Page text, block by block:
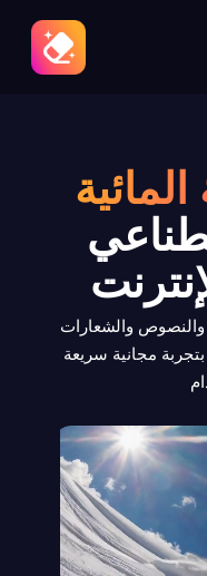
والنصوص والشعارات
مجانية سريعة